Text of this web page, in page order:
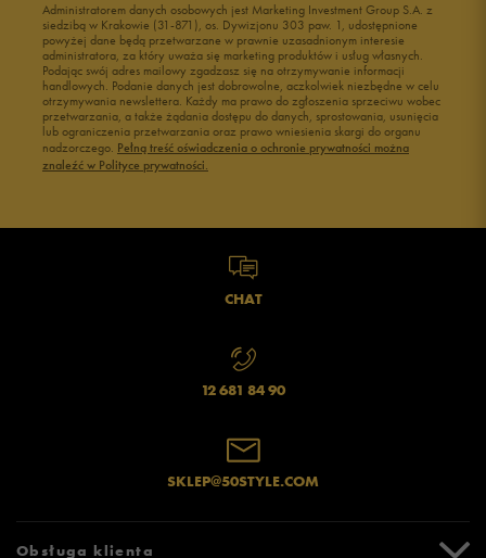
Administratorem danych osobowych jest Marketing Investment Group S.A. z
siedzibą w Krakowie (31-871), os. Dywizjonu 303 paw. 1, udostępnione
powyżej dane będą przetwarzane w prawnie uzasadnionym interesie
administratora, za który uważa się marketing produktów i usług własnych.
Podając swój adres mailowy zgadzasz się na otrzymywanie informacji
handlowych. Podanie danych jest dobrowolne, aczkolwiek niezbędne w celu
otrzymywania newslettera. Każdy ma prawo do zgłoszenia sprzeciwu wobec
przetwarzania, a także żądania dostępu do danych, sprostowania, usunięcia
lub ograniczenia przetwarzania oraz prawo wniesienia skargi do organu
nadzorczego. Pełną treść oświadczenia o ochronie prywatności można
znaleźć w Polityce prywatności.
CHAT
12 681 84 90
SKLEP@50STYLE.COM
Obsługa klienta